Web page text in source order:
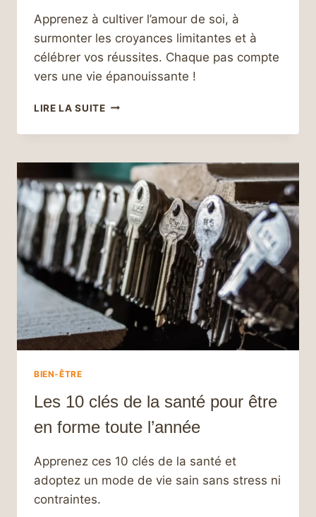
Apprenez à cultiver l’amour de soi, à
surmonter les croyances limitantes et à
célébrer vos réussites. Chaque pas compte
vers une vie épanouissante !
LIRE LA SUITEAPPRENDRE
PRENDRE
DE
SOI :
LE
GUIDE
COMPLET
POUR
CULTIVER
L’AMOUR
DE
SOI
ET
AMÉLIORER
VOTRE
BIEN-ÊTRE
Les 10 clés de la santé pour être
en forme toute l’année
Apprenez ces 10 clés de la santé et
adoptez un mode de vie sain sans stress ni
contraintes.